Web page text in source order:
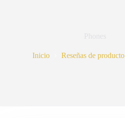
Inicio Reseñas de producto